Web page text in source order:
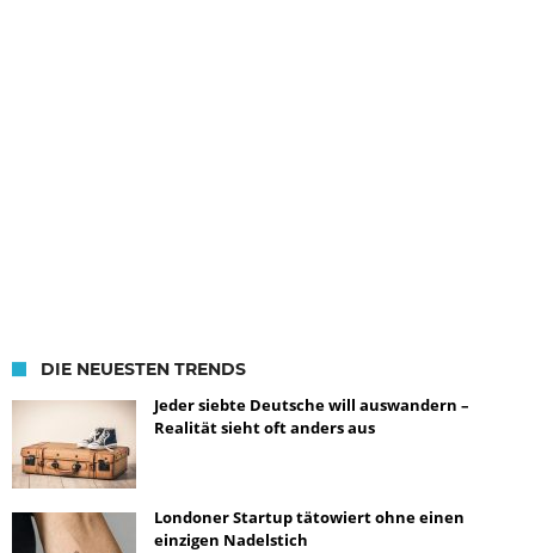
DIE NEUESTEN TRENDS
Jeder siebte Deutsche will auswandern –
Realität sieht oft anders aus
Londoner Startup tätowiert ohne einen
einzigen Nadelstich